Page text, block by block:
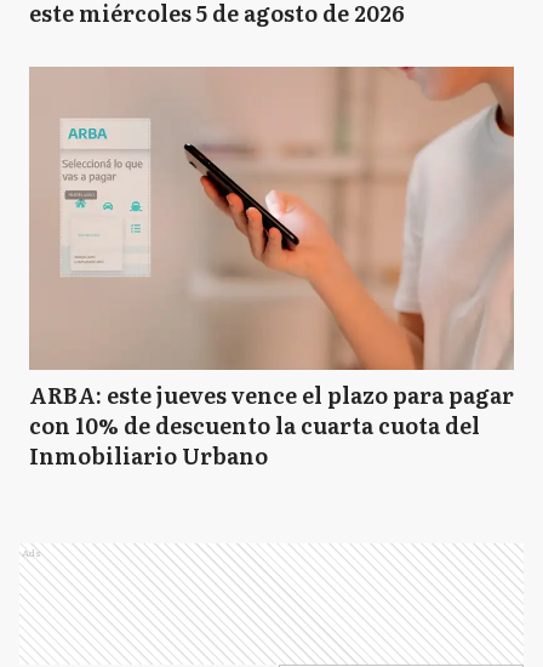
este miércoles 5 de agosto de 2026
ARBA: este jueves vence el plazo para pagar
con 10% de descuento la cuarta cuota del
Inmobiliario Urbano
Ads